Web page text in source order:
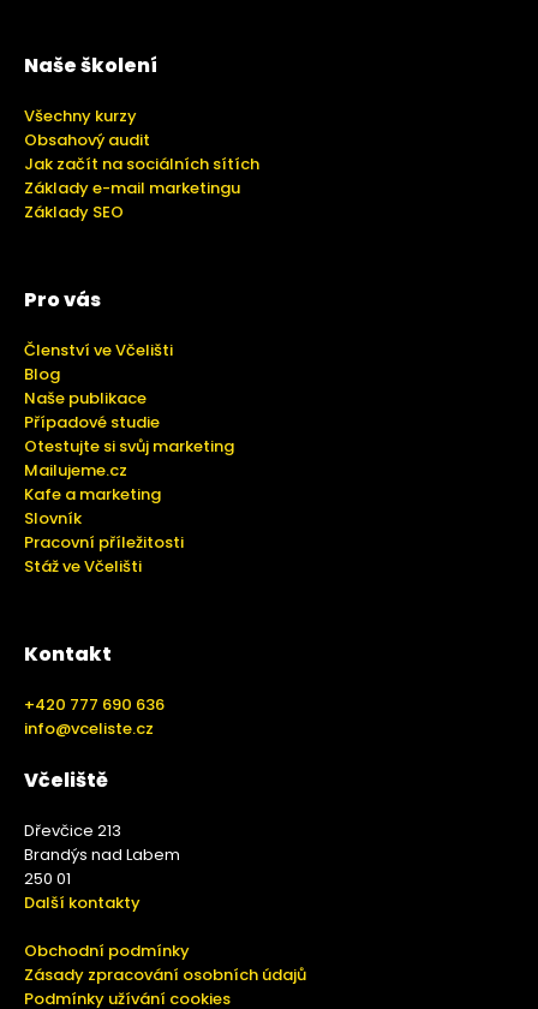
Naše školení
Všechny kurzy
Obsahový audit
Jak začít na sociálních sítích
Základy e-mail marketingu
Základy SEO
Pro vás
Členství ve Včelišti
Blog
Naše publikace
Případové studie
Otestujte si svůj marketing
Mailujeme.cz
Kafe a marketing
Slovník
Pracovní příležitosti
Stáž ve Včelišti
Kontakt
+420 777 690 636
info@vceliste.cz
Včeliště
Dřevčice 213
Brandýs nad Labem
250 01
Další kontakty
Obchodní podmínky
Zásady zpracování osobních údajů
Podmínky užívání cookies